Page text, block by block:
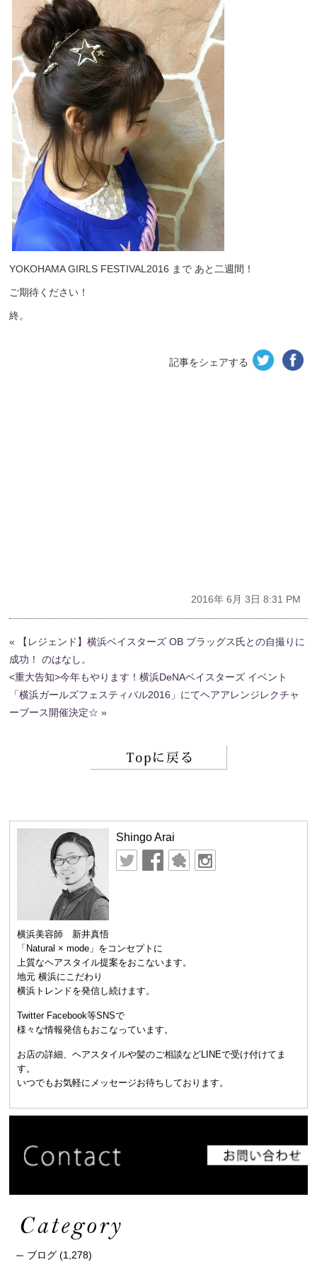
YOKOHAMA GIRLS FESTIVAL2016 まで あと二週間！
ご期待ください！
終。
記事をシェアする
2016年 6月 3日 8:31 PM
«
【レジェンド】横浜ベイスターズ OB ブラッグス氏との自撮りに
成功！ のはなし。
<重大告知>今年もやります！横浜DeNAベイスターズ イベント
「横浜ガールズフェスティバル2016」にてヘアアレンジレクチャ
ーブース開催決定☆ »
Shingo Arai
横浜美容師 新井真悟
「Natural × mode」をコンセプトに
上質なヘアスタイル提案をおこないます。
地元 横浜にこだわり
横浜トレンドを発信し続けます。
Twitter Facebook等SNSで
様々な情報発信もおこなっています。
お店の詳細、ヘアスタイルや髪のご相談などLINEで受け付けてま
す。
いつでもお気軽にメッセージお待ちしております。
ブログ (1,278)